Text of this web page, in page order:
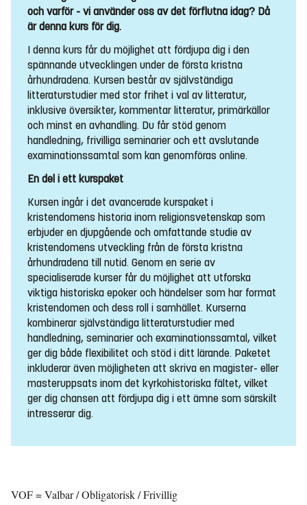
och varför - vi använder oss av det förflutna idag? Då
är denna kurs för dig.
I denna kurs får du möjlighet att fördjupa dig i den
spännande utvecklingen under de första kristna
århundradena. Kursen består av självständiga
litteraturstudier med stor frihet i val av litteratur,
inklusive översikter, kommentar litteratur, primärkällor
och minst en avhandling. Du får stöd genom
handledning, frivilliga seminarier och ett avslutande
examinationssamtal som kan genomföras online.
En del i ett kurspaket
Kursen ingår i det avancerade kurspaket i
kristendomens historia inom religionsvetenskap som
erbjuder en djupgående och omfattande studie av
kristendomens utveckling från de första kristna
århundradena till nutid. Genom en serie av
specialiserade kurser får du möjlighet att utforska
viktiga historiska epoker och händelser som har format
kristendomen och dess roll i samhället. Kurserna
kombinerar självständiga litteraturstudier med
handledning, seminarier och examinationssamtal, vilket
ger dig både flexibilitet och stöd i ditt lärande. Paketet
inkluderar även möjligheten att skriva en magister- eller
masteruppsats inom det kyrkohistoriska fältet, vilket
ger dig chansen att fördjupa dig i ett ämne som särskilt
intresserar dig.
VOF = Valbar / Obligatorisk / Frivillig